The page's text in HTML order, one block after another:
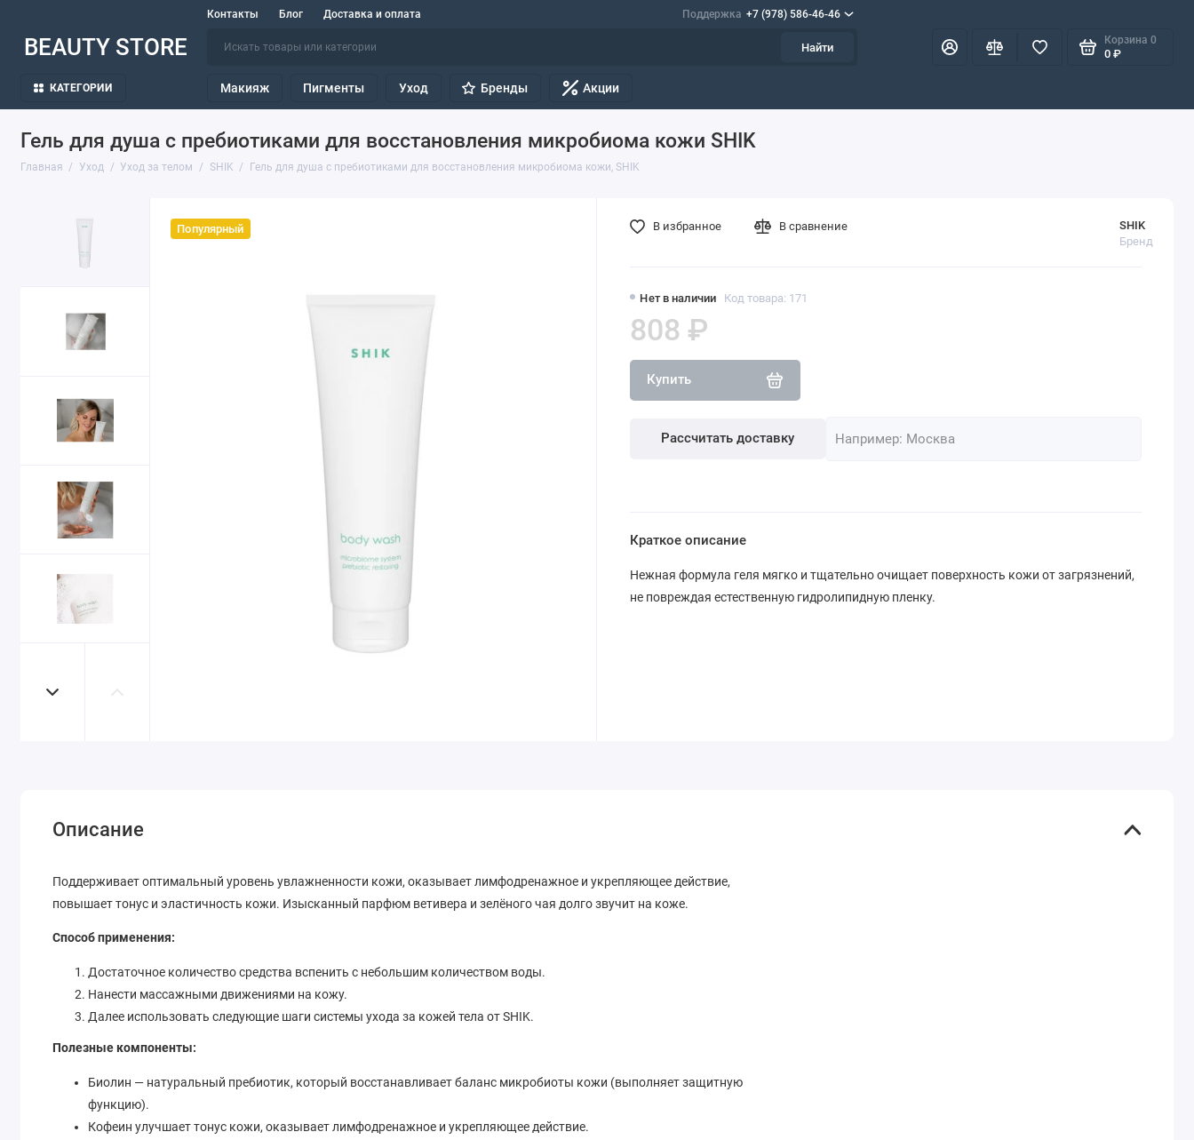
Контакты Блог Доставка и оплата Поддержка +7 (978) 586-46-46
BEAUTY STORE Найти
Корзина 0
0 ₽
КАТЕГОРИИ Макияж Пигменты Уход Бренды Акции
Гель для душа с пребиотиками для восстановления микробиома кожи SHIK
Главная Уход Уход за телом SHIK Гель для душа с пребиотиками для восстановления микробиома кожи, SHIK
Популярный
Нет в наличии Код товара: 171
SHIK
Бренд
808 ₽
Купить
Рассчитать доставку
В избранное В сравнение
Краткое описание
Нежная формула геля мягко и тщательно очищает поверхность кожи от загрязнений,
не повреждая естественную гидролипидную пленку.
Описание
Поддерживает оптимальный уровень увлажненности кожи, оказывает лимфодренажное и укрепляющее действие,
повышает тонус и эластичность кожи. Изысканный парфюм ветивера и зелёного чая долго звучит на коже.
Способ применения:
Достаточное количество средства вспенить с небольшим количеством воды.
Нанести массажными движениями на кожу.
Далее использовать следующие шаги системы ухода за кожей тела от SHIK.
Полезные компоненты:
Биолин — натуральный пребиотик, который восстанавливает баланс микробиоты кожи (выполняет защитную
функцию).
Кофеин улучшает тонус кожи, оказывает лимфодренажное и укрепляющее действие.